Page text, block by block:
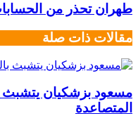
طهران تحذر من
مقالات ذات صلة
مسعود بزشكيان
المتصاعدة